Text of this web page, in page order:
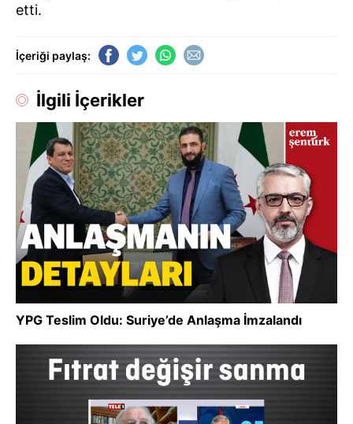
etti.
İçeriği paylaş:
İlgili İçerikler
YPG Teslim Oldu: Suriye’de Anlaşma İmzalandı